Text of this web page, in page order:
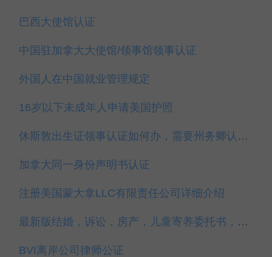
巴西大使馆认证
中国驻加拿大大使馆/领事馆领事认证
外国人在中国就业管理规定
16岁以下未成年人申请美国护照
休斯敦出生证领事认证如何办，需要州务卿认证吗？
加拿大同一身份声明书认证
注册美国蒙大拿LLC有限责任公司详细介绍
最新版结婚，诉讼，房产，儿童寄养委托书，中英文，领事认证
BVI离岸公司律师公证